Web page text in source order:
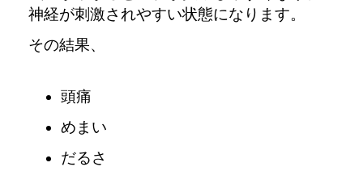
神経が刺激されやすい状態になります。
その結果、
頭痛
めまい
だるさ